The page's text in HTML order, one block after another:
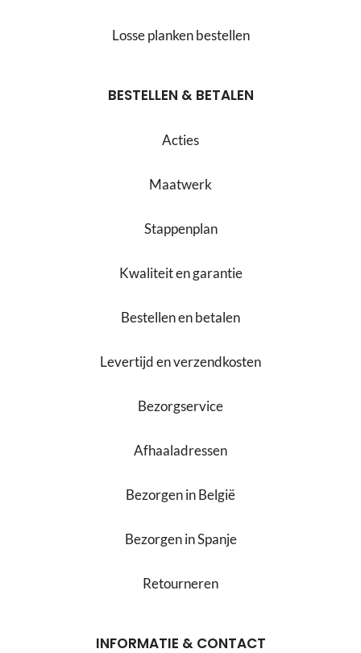
Losse planken bestellen
BESTELLEN & BETALEN
Acties
Maatwerk
Stappenplan
Kwaliteit en garantie
Bestellen en betalen
Levertijd en verzendkosten
Bezorgservice
Afhaaladressen
Bezorgen in België
Bezorgen in Spanje
Retourneren
INFORMATIE & CONTACT